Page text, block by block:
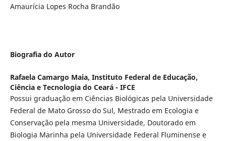
Amaurícia Lopes Rocha Brandão
Biografia do Autor
Rafaela Camargo Maia, Instituto Federal de Educação,
Ciência e Tecnologia do Ceará - IFCE
Possui graduação em Ciências Biológicas pela Universidade
Federal de Mato Grosso do Sul, Mestrado em Ecologia e
Conservação pela mesma Universidade, Doutorado em
Biologia Marinha pela Universidade Federal Fluminense e